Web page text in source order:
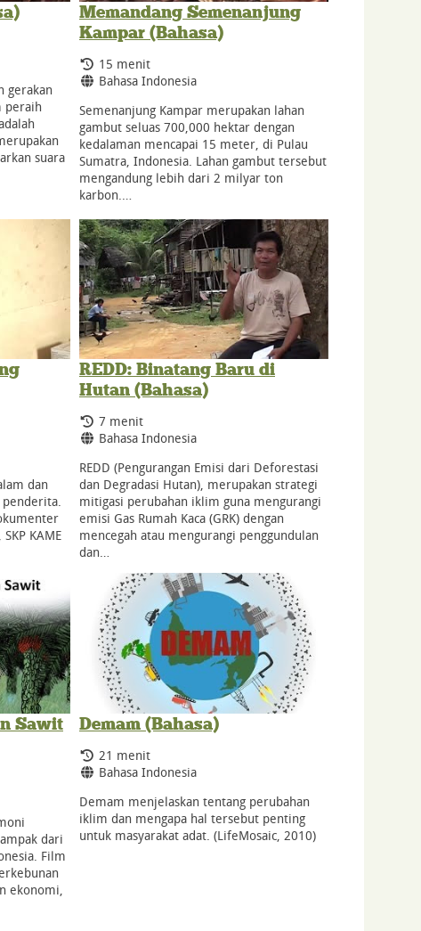
gerakan
peraih
suara
Memandang Semenanjung
Kampar (Bahasa)
Durasi:
15 menit
Bahasa:
Bahasa Indonesia
Semenanjung Kampar merupakan lahan
gambut seluas 700,000 hektar dengan
kedalaman mencapai 15 meter, di Pulau
Sumatra, Indonesia. Lahan gambut tersebut
mengandung lebih dari 2 milyar ton
karbon.…
dan
penderita.
KAME
REDD: Binatang Baru di
Hutan (Bahasa)
Durasi:
7 menit
Bahasa:
Bahasa Indonesia
REDD (Pengurangan Emisi dari Deforestasi
dan Degradasi Hutan), merupakan strategi
mitigasi perubahan iklim guna mengurangi
emisi Gas Rumah Kaca (GRK) dengan
mencegah atau mengurangi penggundulan
dan…
Sawit
dari
Film
ekonomi,
Demam (Bahasa)
Durasi:
21 menit
Bahasa:
Bahasa Indonesia
Demam menjelaskan tentang perubahan
iklim dan mengapa hal tersebut penting
untuk masyarakat adat. (LifeMosaic, 2010)